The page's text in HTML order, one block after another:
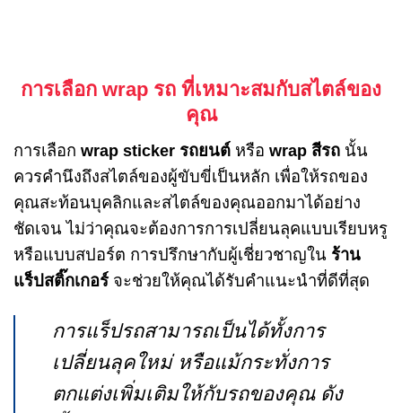
การเลือก wrap รถ ที่เหมาะสมกับสไตล์ของ
คุณ
การเลือก wrap sticker รถยนต์ หรือ wrap สีรถ นั้น
ควรคำนึงถึงสไตล์ของผู้ขับขี่เป็นหลัก เพื่อให้รถของ
คุณสะท้อนบุคลิกและสไตล์ของคุณออกมาได้อย่าง
ชัดเจน ไม่ว่าคุณจะต้องการการเปลี่ยนลุคแบบเรียบหรู
หรือแบบสปอร์ต การปรึกษากับผู้เชี่ยวชาญใน ร้าน
แร็ปสติ๊กเกอร์จะช่วยให้คุณได้รับคำแนะนำที่ดีที่สุด
การแร็ปรถสามารถเป็นได้ทั้งการ
เปลี่ยนลุคใหม่ หรือแม้กระทั่งการ
ตกแต่งเพิ่มเติมให้กับรถของคุณ ดัง